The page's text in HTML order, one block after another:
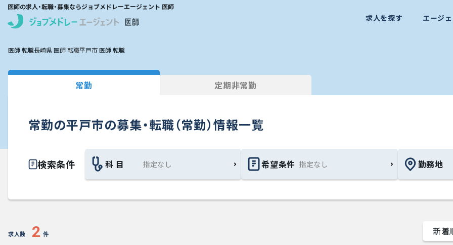
医師の求人・転職・募集ならジョブメドレーエージェント 医師
求人を探す エージ
医師 転職長崎県 医師 転職平戸市 医師 転職
常勤 定期非常勤
常勤の平戸市の募集・転職（常勤）情報一覧
検索条件 科 目 希望条件 勤務地
求人数 2 件